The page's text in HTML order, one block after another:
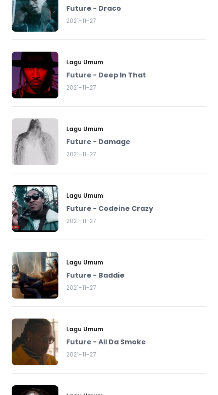
Future - Draco
2021-11-27
Lagu Umum
Future - Deep In That
2021-11-27
Lagu Umum
Future - Damage
2021-11-27
Lagu Umum
Future - Codeine Crazy
2021-11-27
Lagu Umum
Future - Baddie
2021-11-27
Lagu Umum
Future - All Da Smoke
2021-11-27